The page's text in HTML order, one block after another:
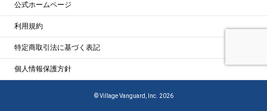
公式ホームページ
利用規約
特定商取引法に基づく表記
個人情報保護方針
© Village Vanguard, Inc. 2026